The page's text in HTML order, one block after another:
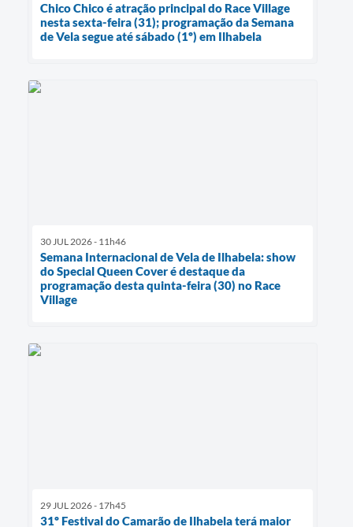
Chico Chico é atração principal do Race Village
nesta sexta-feira (31); programação da Semana
de Vela segue até sábado (1º) em Ilhabela
30 JUL 2026 - 11h46
Semana Internacional de Vela de Ilhabela: show
do Special Queen Cover é destaque da
programação desta quinta-feira (30) no Race
Village
29 JUL 2026 - 17h45
31º Festival do Camarão de Ilhabela terá maior